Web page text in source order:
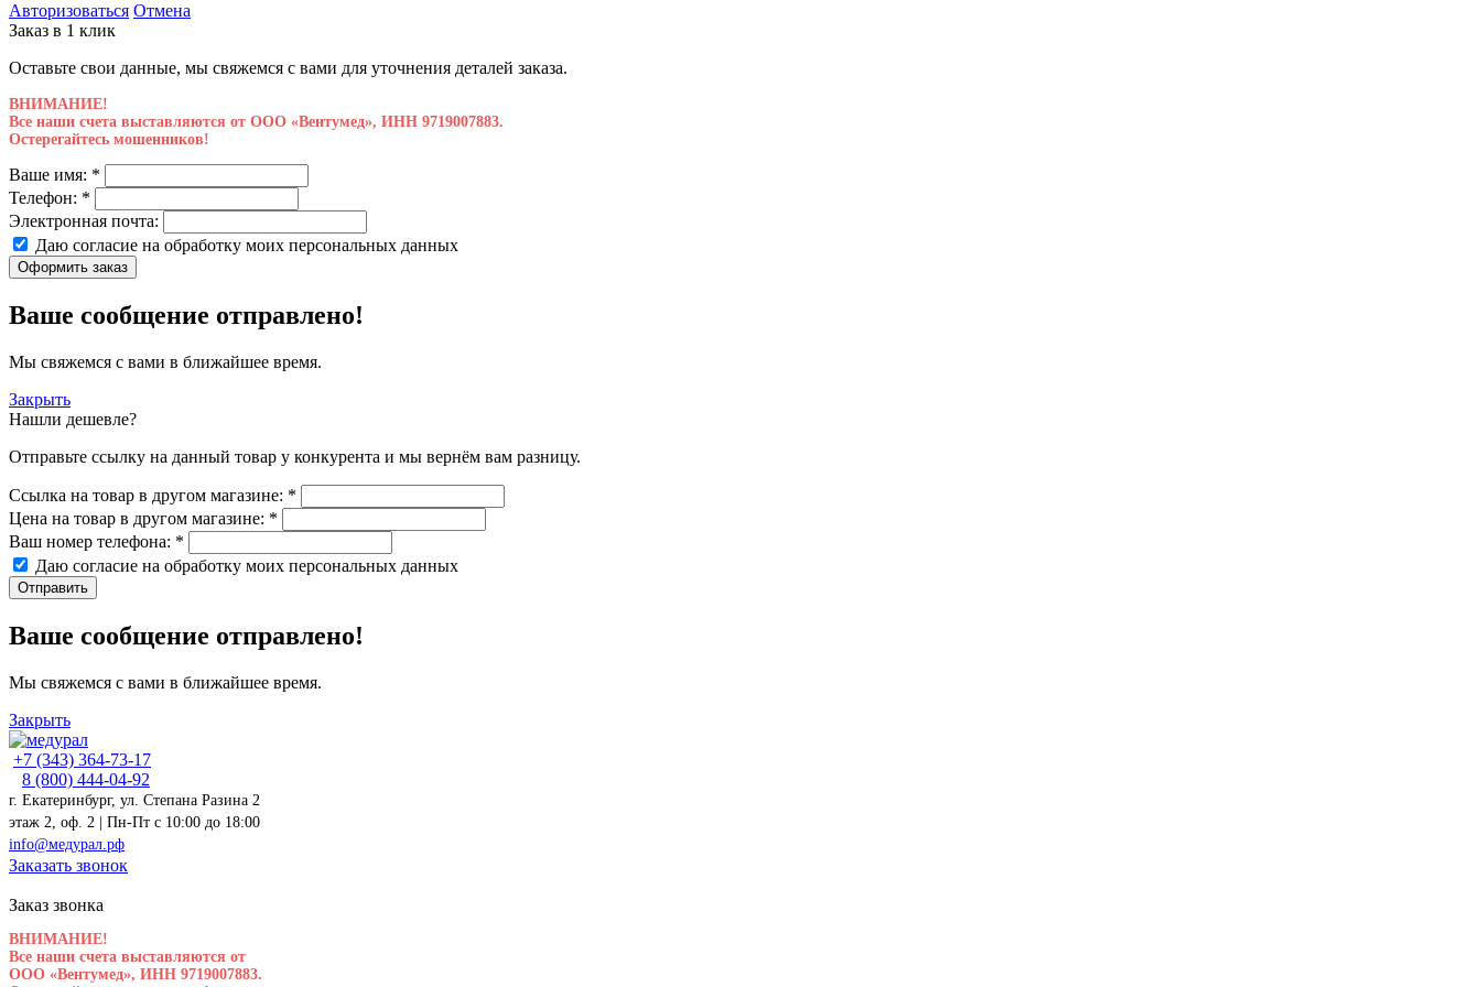
Авторизоваться Отмена
Заказ в 1 клик
Оставьте свои данные, мы свяжемся с вами для уточнения деталей заказа.
ВНИМАНИЕ!
Все наши счета выставляются от ООО «Вентумед», ИНН 9719007883.
Остерегайтесь мошенников!
Ваше имя: *
Телефон: *
Электронная почта:
Даю согласие на обработку моих персональных данных
Оформить заказ
Ваше сообщение отправлено!
Мы свяжемся с вами в ближайшее время.
Закрыть
Нашли дешевле?
Отправьте ссылку на данный товар у конкурента и мы вернём вам разницу.
Ссылка на товар в другом магазине: *
Цена на товар в другом магазине: *
Ваш номер телефона: *
Даю согласие на обработку моих персональных данных
Отправить
Ваше сообщение отправлено!
Мы свяжемся с вами в ближайшее время.
Закрыть
+7 (343) 364-73-17
8 (800) 444-04-92
г. Екатеринбург, ул. Степана Разина 2
этаж 2, оф. 2 | Пн-Пт c 10:00 до 18:00
info@медурал.рф
Заказать звонок
Заказ звонка
ВНИМАНИЕ!
Все наши счета выставляются от
ООО «Вентумед», ИНН 9719007883.